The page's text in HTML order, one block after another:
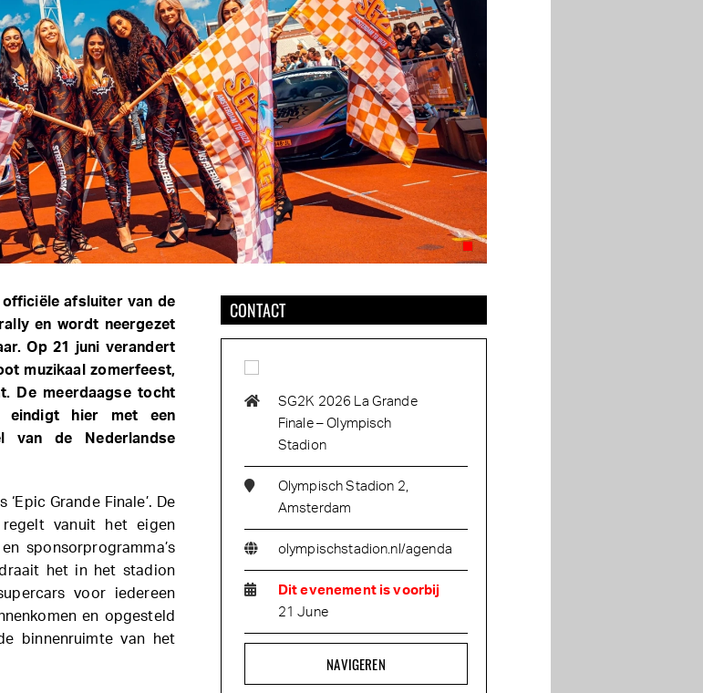
officiële afsluiter van de
en wordt neergezet
Op 21 juni verandert
muzikaal zomerfeest,
De meerdaagse tocht
eindigt hier met een
van de Nederlandse
Grande Finale’. De
regelt vanuit het eigen
sponsorprogramma’s
het in het stadion
voor iedereen
en opgesteld
binnenruimte van het
CONTACT
SG2K 2026 La Grande
Finale – Olympisch
Stadion
Olympisch Stadion 2,
Amsterdam
olympischstadion.nl/agenda
Dit evenement is voorbij
21 June
NAVIGEREN